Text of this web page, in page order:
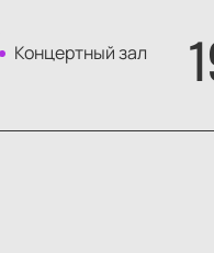
Концертный зал